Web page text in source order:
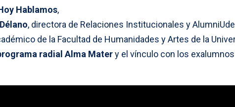
Hablamos,
, directora de Relaciones Institucionales y
de la Facultad de Humanidades y Artes de la
radial Alma Matery el vínculo con los